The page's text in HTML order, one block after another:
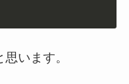
います。